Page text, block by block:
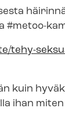
tehy-​
kuin
ihan